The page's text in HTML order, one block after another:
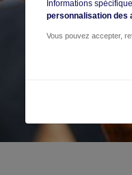
Informations
personnalisation des
Vous pouvez accepter,